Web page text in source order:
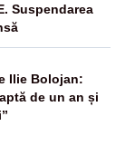
Suspendarea
Ilie Bolojan:
de un an și